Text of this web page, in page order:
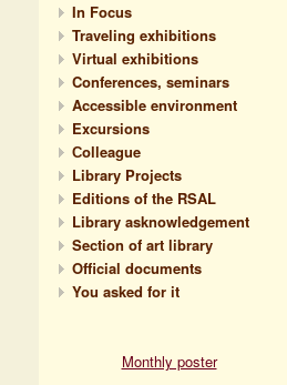
In Focus
Traveling exhibitions
Virtual exhibitions
Conferences, seminars
Accessible environment
Excursions
Сolleague
Library Projects
Editions of the RSAL
Library asknowledgement
Section of art library
Official documents
You asked for it
Monthly poster